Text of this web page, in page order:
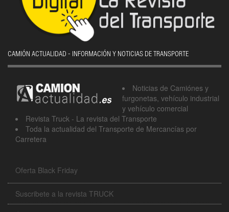
CAMIÓN ACTUALIDAD - INFORMACIÓN Y NOTICIAS DE TRANSPORTE
Noticias de Camiónes y
furgonetas, vehículo industrial
y vehículo comercial
Revista Truck - La revista del Transporte
Toda la actualidad del Transporte de Mercancías por
Carretera
Oferta Black Friday
Suscribete a la revista TRUCK